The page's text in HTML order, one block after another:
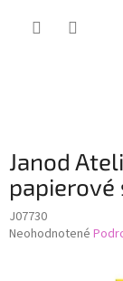
Janod
papierové
J07730
Priemerné
Neohodnotené